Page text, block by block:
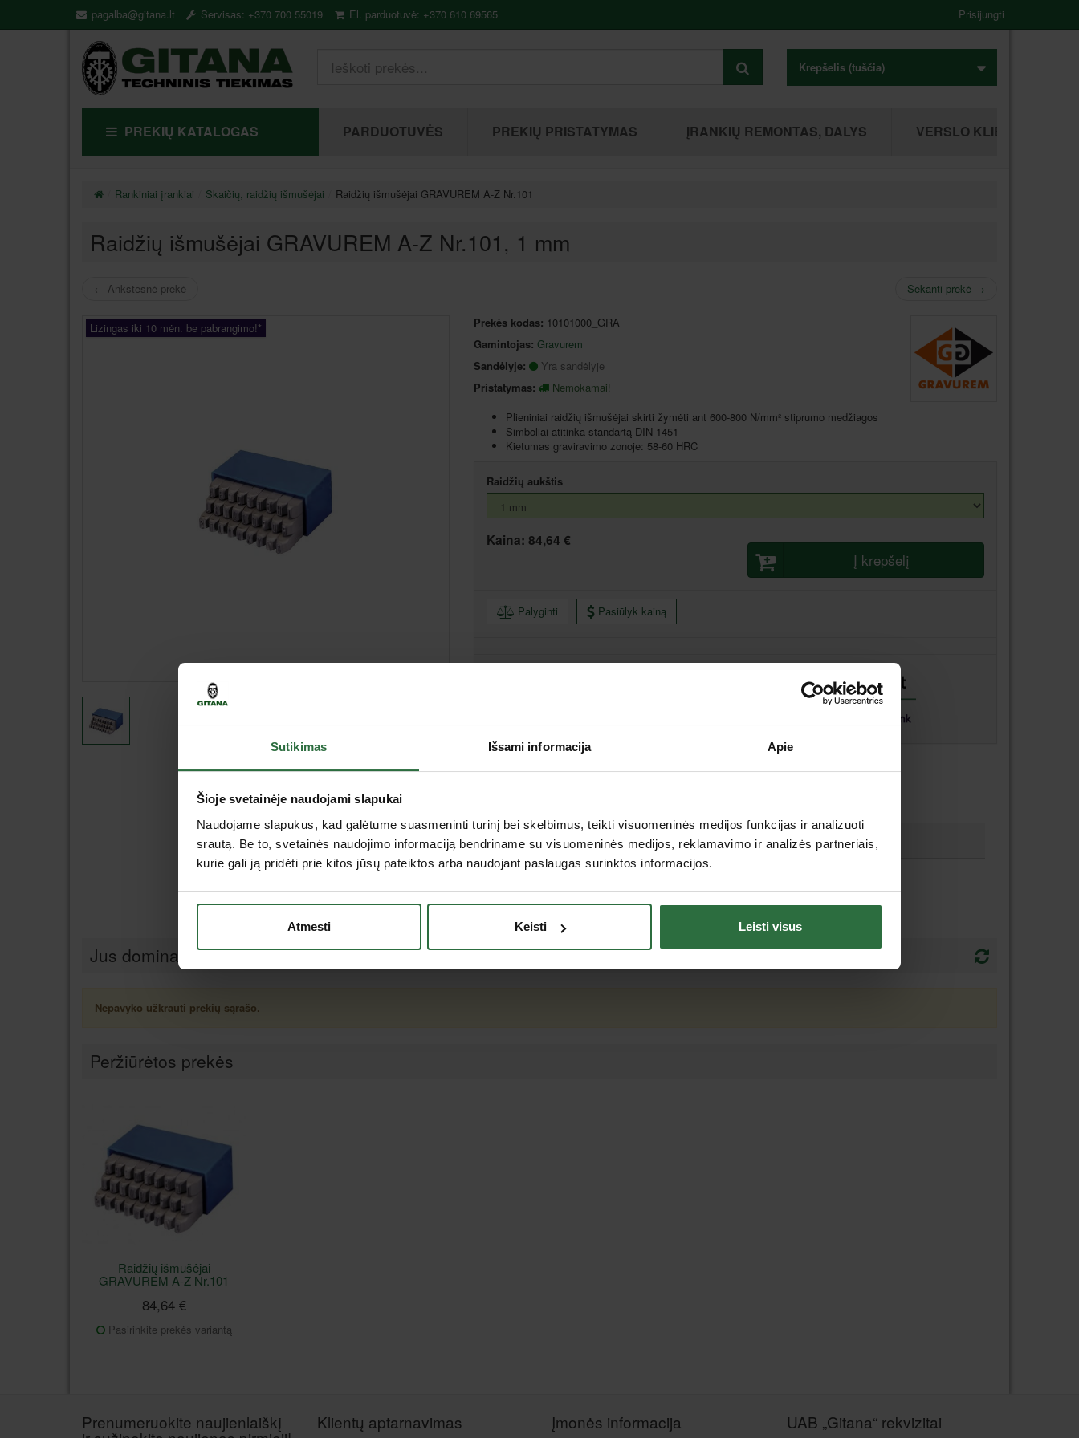
Sutikimas Išsami informacija Apie
Šioje svetainėje naudojami slapukai
Naudojame slapukus, kad galėtume suasmeninti turinį bei skelbimus, teikti visuomeninės medijos funkcijas ir analizuoti
srautą. Be to, svetainės naudojimo informaciją bendriname su visuomeninės medijos, reklamavimo ir analizės partneriais,
kurie gali ją pridėti prie kitos jūsų pateiktos arba naudojant paslaugas surinktos informacijos.
Atmesti Keisti Leisti visus
pagalba@gitana.lt Servisas: +370 700 55019 El. parduotuvė: +370 610 69565 Prisijungti
Krepšelis (tuščia)
PREKIŲ KATALOGAS PARDUOTUVĖS PREKIŲ PRISTATYMAS ĮRANKIŲ REMONTAS, DALYS VERSLO KLIENTAMS
Rankiniai įrankiai Skaičių, raidžių išmušėjai Raidžių išmušėjai GRAVUREM A-Z Nr.101
Raidžių išmušėjai GRAVUREM A-Z Nr.101 , 1 mm
← Ankstesnė prekė Sekanti prekė →
Lizingas iki 10 mėn. be pabrangimo!* Prekės kodas: 10101000_GRA
Gamintojas: Gravurem
Sandėlyje:
Yra sandėlyje
Pristatymas:
Nemokamai!
Plieniniai raidžių išmušėjai skirti žymėti ant 600-800 N/mm² stiprumo medžiagos
Simboliai atitinka standartą DIN 1451
Kietumas graviravimo zonoje: 58-60 HRC
Raidžių aukštis
Kaina: 84,64 €
Į krepšelį
Palyginti Pasiūlyk kainą
Aprašymas
Supakuoti plastikinėje dėžutėje.
Platesnę informaciją rasite
Jus dominančios panašios prekės
Nepavyko užkrauti prekių sąrašo.
Peržiūrėtos prekės
Raidžių išmušėjai
GRAVUREM A-Z Nr.101
84,64 €
Pasirinkite prekės variantą
Prenumeruokite naujienlaiškį Klientų aptarnavimas Įmonės informacija UAB „Gitana“ rekvizitai